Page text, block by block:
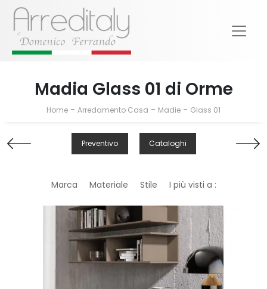
Madia Glass 01 di Orme
Home - Arredamento Casa - Madie - Glass 01
Preventivo Cataloghi
Marca Materiale Stile I più visti a :